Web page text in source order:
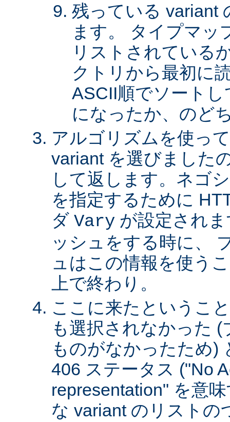
残っている variant
ます。 タイプマッ
リストされている
クトリから最初に
ASCII順でソート
になったか、のど
アルゴリズムを使っ
variant を選びました
して返します。ネゴ
を指定するために
ダ Vary が設定され
ッシュをする時に、
ュはこの情報を使う
上で終わり。
ここに来たというこ
も選択されなかった
ものがなかったため)
406 ステータス ("No
representation" を意
な variant のリストの